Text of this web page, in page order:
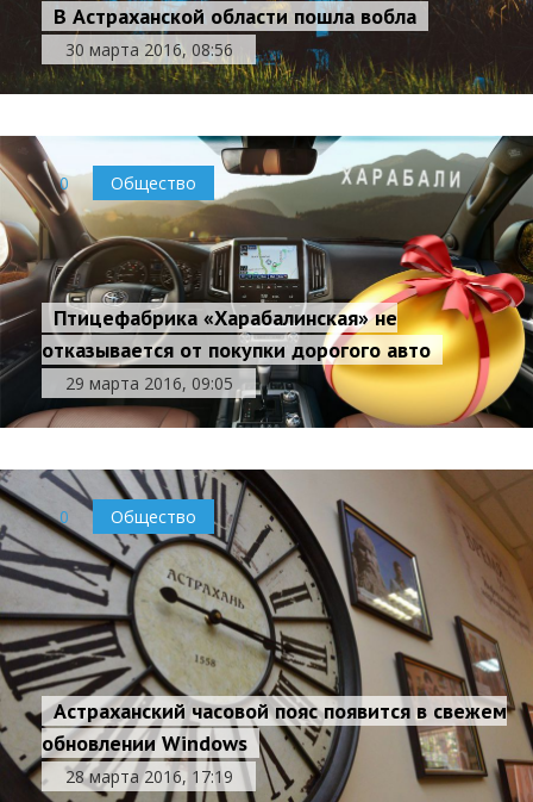
В Астраханской области пошла вобла
30 марта 2016, 08:56
0 Общество
Птицефабрика «Харабалинская» не
отказывается от покупки дорогого авто
29 марта 2016, 09:05
0 Общество
Астраханский часовой пояс появится в свежем
обновлении Windows
28 марта 2016, 17:19